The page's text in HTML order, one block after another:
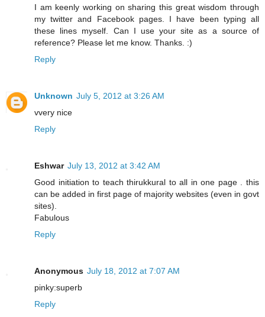
I am keenly working on sharing this great wisdom through
my twitter and Facebook pages. I have been typing all
these lines myself. Can I use your site as a source of
reference? Please let me know. Thanks. :)
Reply
Unknown July 5, 2012 at 3:26 AM
vvery nice
Reply
Eshwar July 13, 2012 at 3:42 AM
Good initiation to teach thirukkural to all in one page . this
can be added in first page of majority websites (even in govt
sites).
Fabulous
Reply
Anonymous July 18, 2012 at 7:07 AM
pinky:superb
Reply